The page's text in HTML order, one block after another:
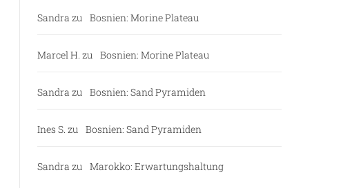
Sandra zu Bosnien: Morine Plateau
Marcel H. zu Bosnien: Morine Plateau
Sandra zu Bosnien: Sand Pyramiden
Ines S. zu Bosnien: Sand Pyramiden
Sandra zu Marokko: Erwartungshaltung